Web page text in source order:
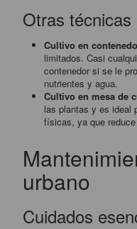
Otras
Cultivo en
limitados. Casi
contenedor si se le
nutrientes y agua.
Cultivo en mesa de
las plantas y es ideal
físicas, ya que
urbano
Cuidados